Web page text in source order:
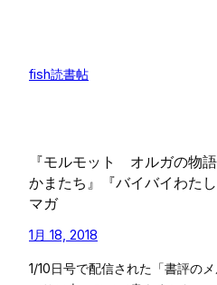
fish読書帖
『モルモット オルガの物
かまたち』『バイバイわた
マガ
1月 18, 2018
1/10日号で配信された「書評の